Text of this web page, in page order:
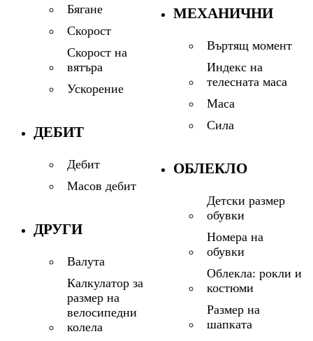
Бягане
Скорост
Скорост на
вятъра
Ускорение
ДЕБИТ
Дебит
Масов дебит
ДРУГИ
Валута
Калкулатор за
размер на
велосипедни
колела
МЕХАНИЧНИ
Въртящ момент
Индекс на
телесната маса
Маса
Сила
ОБЛЕКЛО
Детски размер
обувки
Номера на
обувки
Облекла: рокли и
костюми
Размер на
шапката